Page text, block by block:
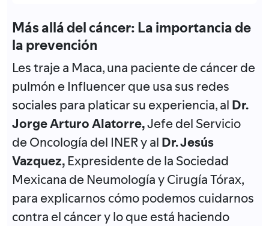
Más allá del cáncer: La importancia de
la prevención
Les traje a Maca, una paciente de cáncer de
pulmón e Influencer que usa sus redes
sociales para platicar su experiencia, al Dr.
Jorge Arturo Alatorre,Jefe del Servicio
de Oncología del INER y al Dr. Jesús
Vazquez, Expresidente de la Sociedad
Mexicana de Neumología y Cirugía Tórax,
para explicarnos cómo podemos cuidarnos
contra el cáncer y lo que está haciendo